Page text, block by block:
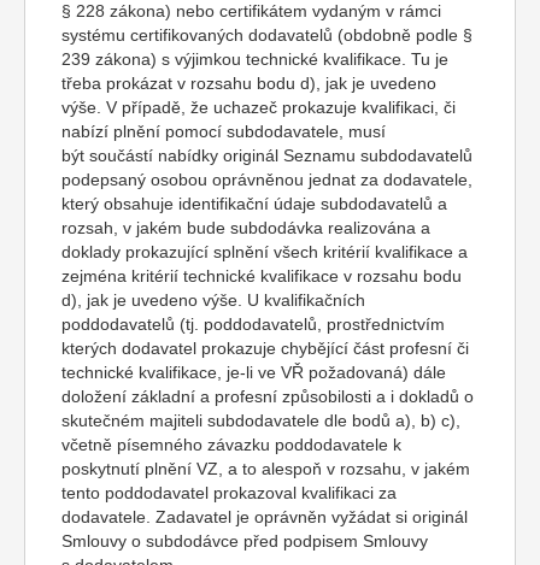
§ 228 zákona) nebo certifikátem vydaným v rámci
systému certifikovaných dodavatelů (obdobně podle §
239 zákona) s výjimkou technické kvalifikace. Tu je
třeba prokázat v rozsahu bodu d), jak je uvedeno
výše. V případě, že uchazeč prokazuje kvalifikaci, či
nabízí plnění pomocí subdodavatele, musí
být součástí nabídky originál Seznamu subdodavatelů
podepsaný osobou oprávněnou jednat za dodavatele,
který obsahuje identifikační údaje subdodavatelů a
rozsah, v jakém bude subdodávka realizována a
doklady prokazující splnění všech kritérií kvalifikace a
zejména kritérií technické kvalifikace v rozsahu bodu
d), jak je uvedeno výše. U kvalifikačních
poddodavatelů (tj. poddodavatelů, prostřednictvím
kterých dodavatel prokazuje chybějící část profesní či
technické kvalifikace, je-li ve VŘ požadovaná) dále
doložení základní a profesní způsobilosti a i dokladů o
skutečném majiteli subdodavatele dle bodů a), b) c),
včetně písemného závazku poddodavatele k
poskytnutí plnění VZ, a to alespoň v rozsahu, v jakém
tento poddodavatel prokazoval kvalifikaci za
dodavatele. Zadavatel je oprávněn vyžádat si originál
Smlouvy o subdodávce před podpisem Smlouvy